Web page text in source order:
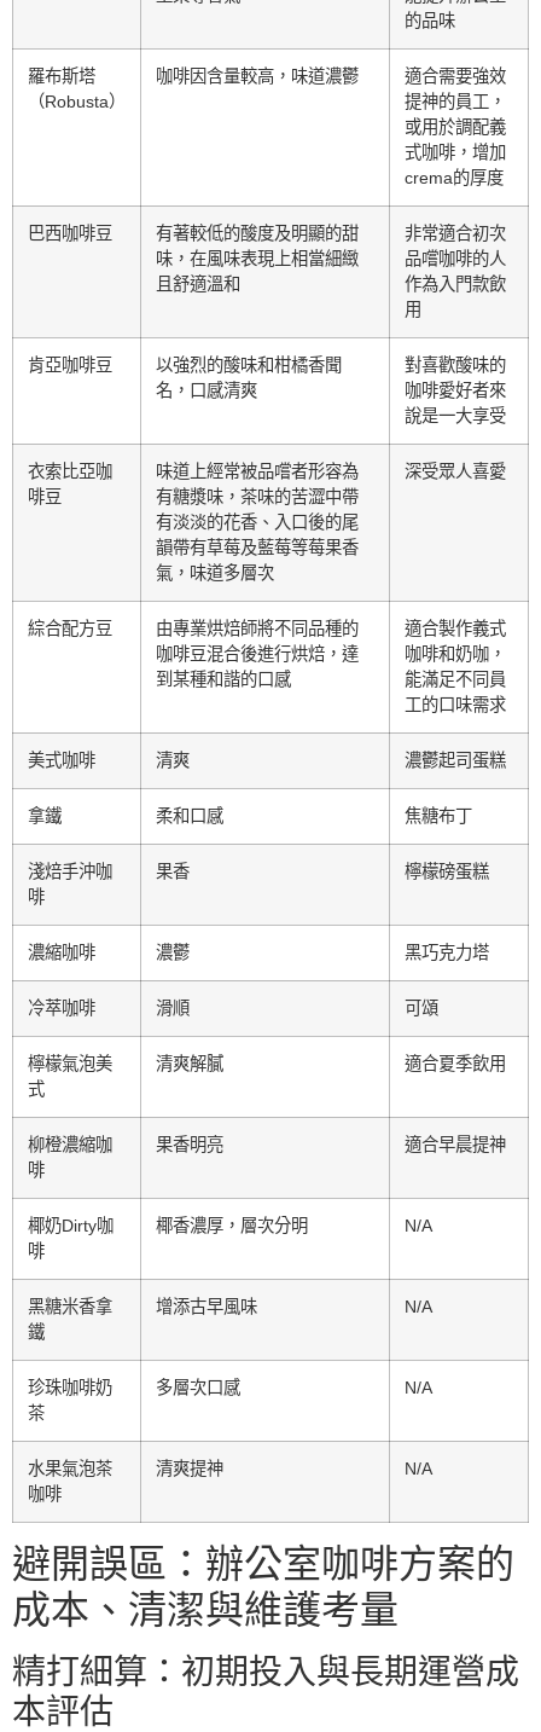
的品味
羅布斯塔
（Robusta）
咖啡因含量較高，味道濃鬱
適合需要強效
提神的員工，
或用於調配義
式咖啡，增加
crema的厚度
巴西咖啡豆
有著較低的酸度及明顯的甜
味，在風味表現上相當細緻
且舒適溫和
非常適合初次
品嚐咖啡的人
作為入門款飲
用
肯亞咖啡豆
以強烈的酸味和柑橘香聞
名，口感清爽
對喜歡酸味的
咖啡愛好者來
說是一大享受
衣索比亞咖
啡豆
味道上經常被品嚐者形容為
有糖漿味，茶味的苦澀中帶
有淡淡的花香、入口後的尾
韻帶有草莓及藍莓等莓果香
氣，味道多層次
深受眾人喜愛
綜合配方豆
由專業烘焙師將不同品種的
咖啡豆混合後進行烘焙，達
到某種和諧的口感
適合製作義式
咖啡和奶咖，
能滿足不同員
工的口味需求
美式咖啡 清爽 濃鬱起司蛋糕
拿鐵 柔和口感 焦糖布丁
淺焙手沖咖
啡
果香 檸檬磅蛋糕
濃縮咖啡 濃鬱 黑巧克力塔
冷萃咖啡 滑順 可頌
檸檬氣泡美
式
清爽解膩 適合夏季飲用
柳橙濃縮咖
啡
果香明亮 適合早晨提神
椰奶Dirty咖
啡
椰香濃厚，層次分明 N/A
黑糖米香拿
鐵
增添古早風味 N/A
珍珠咖啡奶
茶
多層次口感 N/A
水果氣泡茶
咖啡
清爽提神 N/A
避開誤區：辦公室咖啡方案的
成本、清潔與維護考量
精打細算：初期投入與長期運營成
本評估